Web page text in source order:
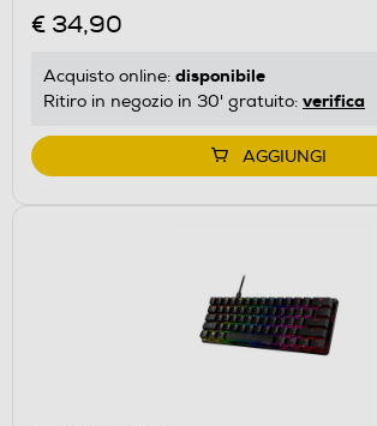
€ 34,90
Acquisto online: disponibile
Ritiro in negozio in 30' gratuito: verifica
AGGIUNGI